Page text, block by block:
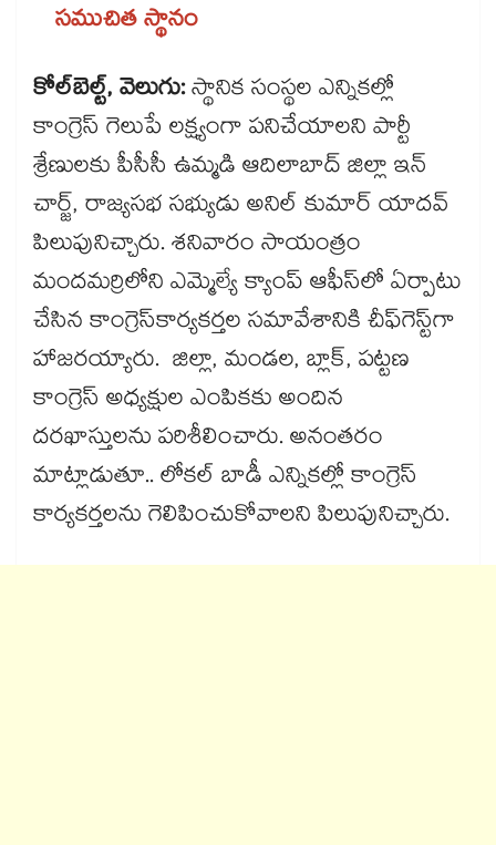
సముచిత స్థానం
కోల్​బెల్ట్, వెలుగు:స్థానిక సంస్థల ఎన్నికల్లో
కాంగ్రెస్ గెలుపే లక్ష్యంగా పనిచేయాలని పార్టీ
శ్రేణులకు పీసీసీ ఉమ్మడి ఆదిలాబాద్​ జిల్లా ఇన్​
చార్జ్, రాజ్యసభ సభ్యుడు అనిల్​ కుమార్ ​యాదవ్
పిలుపునిచ్చారు. శనివారం సాయంత్రం
మందమర్రిలోని ఎమ్మెల్యే క్యాంప్ ​ఆఫీస్​లో ఏర్పాటు
చేసిన కాంగ్రెస్​కార్యకర్తల సమావేశానికి చీఫ్​గెస్ట్​గా
హాజరయ్యారు. జిల్లా, మండల, బ్లాక్, పట్టణ
కాంగ్రెస్​ అధ్యక్షుల ఎంపికకు అందిన
దరఖాస్తులను పరిశీలించారు. అనంతరం
మాట్లాడుతూ.. లోకల్ బాడీ ఎన్నికల్లో కాంగ్రెస్​
కార్యకర్తలను గెలిపించుకోవాలని పిలుపునిచ్చారు.